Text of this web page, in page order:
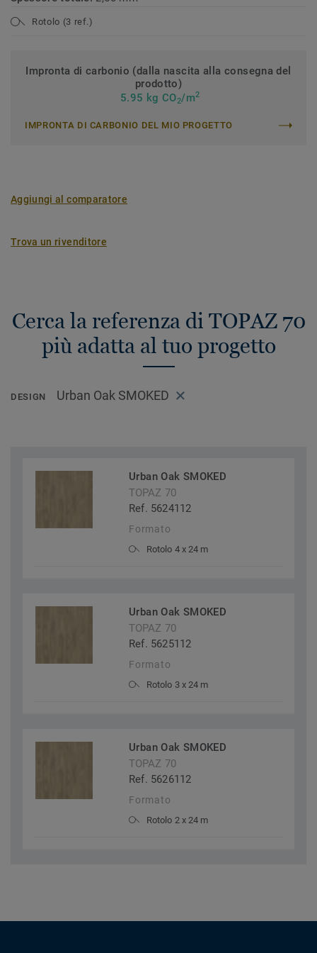
Rotolo (3 ref.)
Impronta di carbonio (dalla nascita alla consegna del
prodotto)
5.95 kg CO2/m2
IMPRONTA DI CARBONIO DEL MIO PROGETTO
Aggiungi al comparatore
Trova un rivenditore
Cerca la referenza di TOPAZ 70
più adatta al tuo progetto
DESIGN Urban Oak SMOKED
Urban Oak SMOKED
TOPAZ 70
Ref. 5624112
Formato
Rotolo 4 x 24 m
Urban Oak SMOKED
TOPAZ 70
Ref. 5625112
Formato
Rotolo 3 x 24 m
Urban Oak SMOKED
TOPAZ 70
Ref. 5626112
Formato
Rotolo 2 x 24 m